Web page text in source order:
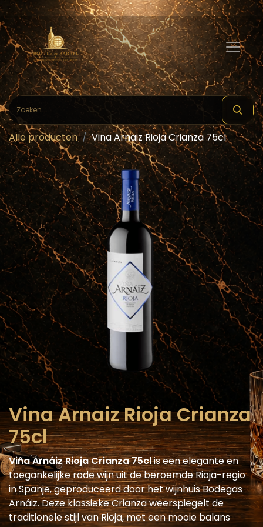
Alle producten Vina Arnaiz Rioja Crianza 75cl
Vina Arnaiz Rioja Crianza
75cl
Viña Arnáiz Rioja Crianza 75clis een elegante en
toegankelijke rode wijn uit de beroemde Rioja-regio
in Spanje, geproduceerd door het wijnhuis Bodegas
Arnáiz. Deze klassieke Crianza weerspiegelt de
traditionele stijl van Rioja, met een mooie balans